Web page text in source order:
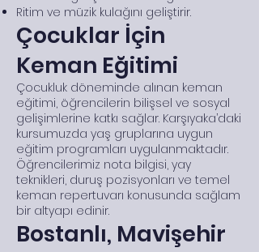
Ritim ve müzik kulağını geliştirir.
Çocuklar İçin
Keman Eğitimi
Çocukluk döneminde alınan keman
eğitimi, öğrencilerin bilişsel ve sosyal
gelişimlerine katkı sağlar. Karşıyaka’daki
kursumuzda yaş gruplarına uygun
eğitim programları uygulanmaktadır.
Öğrencilerimiz nota bilgisi, yay
teknikleri, duruş pozisyonları ve temel
keman repertuvarı konusunda sağlam
bir altyapı edinir.
Bostanlı, Mavişehir